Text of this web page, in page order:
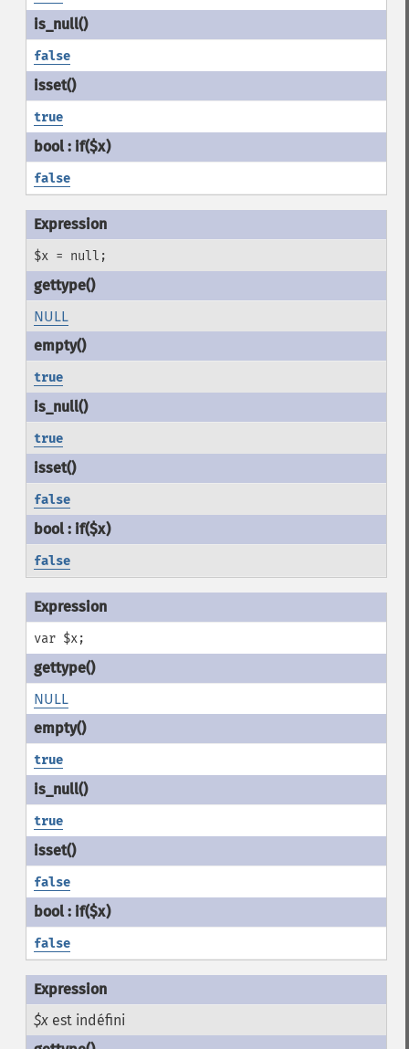
false
true
false
$x = null;
NULL
true
true
false
false
var $x;
NULL
true
true
false
false
$xest indéfini